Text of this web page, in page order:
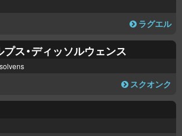
ラグエル
ス・ディッソルウェンス
スクオンク